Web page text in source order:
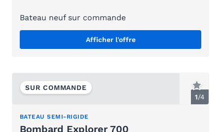
Bateau neuf sur commande
Afficher l'offre
1/4
SUR COMMANDE
BATEAU SEMI-RIGIDE
Bombard Explorer 700